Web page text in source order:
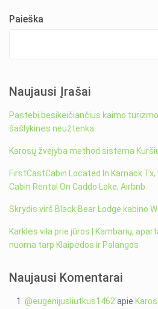
Paieška
Naujausi Įrašai
Pastebi besikeičiančius kaimo
šašlykinės neužtenka
Karosų žvejyba method sistema
FirstCastCabin Located In Karnack
Cabin Rental On Caddo Lake, Airbnb
Skrydis virš Black Bear Lodge kabino
Karklės vila prie jūros | Kambarių,
nuoma tarp Klaipėdos ir Palangos
Naujausi Komentarai
@eugenijusliutkus1462 apie